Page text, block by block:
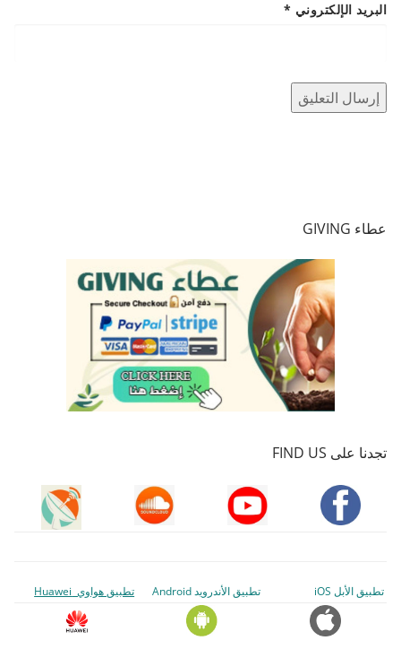
البريد الإلكتروني *
عطاء GIVING
تجدنا على FIND US
تطبيق الأبل iOS تطبيق الأندرويد Android تطبيق هواوي Huawei